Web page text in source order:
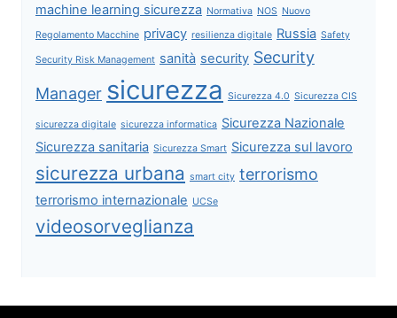
machine learning sicurezza Normativa NOS Nuovo
Regolamento Macchine privacy resilienza digitale Russia Safety
Security Risk Management sanità security Security
Manager sicurezza Sicurezza 4.0 Sicurezza CIS
sicurezza digitale sicurezza informatica Sicurezza Nazionale
Sicurezza sanitaria Sicurezza Smart Sicurezza sul lavoro
sicurezza urbana smart city terrorismo
terrorismo internazionale UCSe
videosorveglianza